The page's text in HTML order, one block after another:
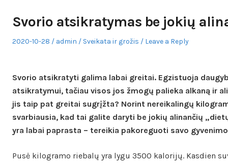
Svorio atsikratymas be jokių
Posted
2020-10-28 Author
admin
Posted
Sveikata ir grožis Leave a Reply
Svorio atsikratyti galima labai greitai. Egzistuoja
atsikratymui, tačiau visos jos žmogų palieka alkaną ir
jis taip pat greitai sugrįžta? Norint nereikalingų
svarbiausia, kad tai galite daryti be jokių alinančių
yra labai paprasta – tereikia pakoreguoti savo
Pusė kilogramo riebalų yra lygu 3500 kalorijų. Kasdien